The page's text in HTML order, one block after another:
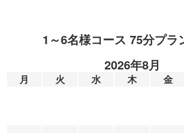
1～6名様コース 75分プラ
2026年8月
月 火 水 木 金